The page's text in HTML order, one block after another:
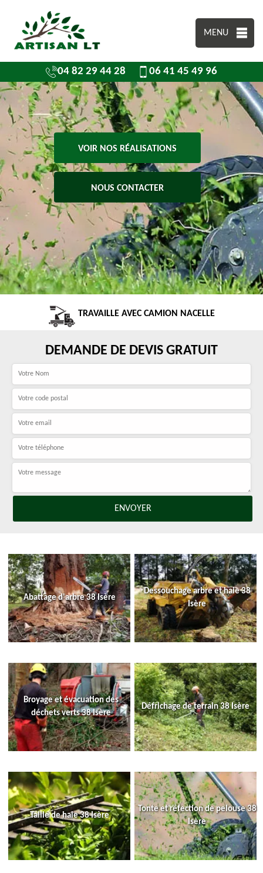
MENU
04 82 29 44 28 06 41 45 49 96
VOIR NOS RÉALISATIONS
NOUS CONTACTER
TRAVAILLE AVEC CAMION NACELLE
DEMANDE DE DEVIS GRATUIT
Abattage d'arbre 38 Isère
Dessouchage arbre et haie 38
Isère
Broyage et évacuation des
déchets verts 38 Isère
Défrichage de terrain 38 Isère
Taille de haie 38 Isère
Tonte et réfection de pelouse 38
Isère